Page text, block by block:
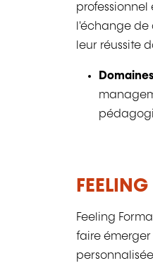
l'échange de
leur réussite
Feeling
faire